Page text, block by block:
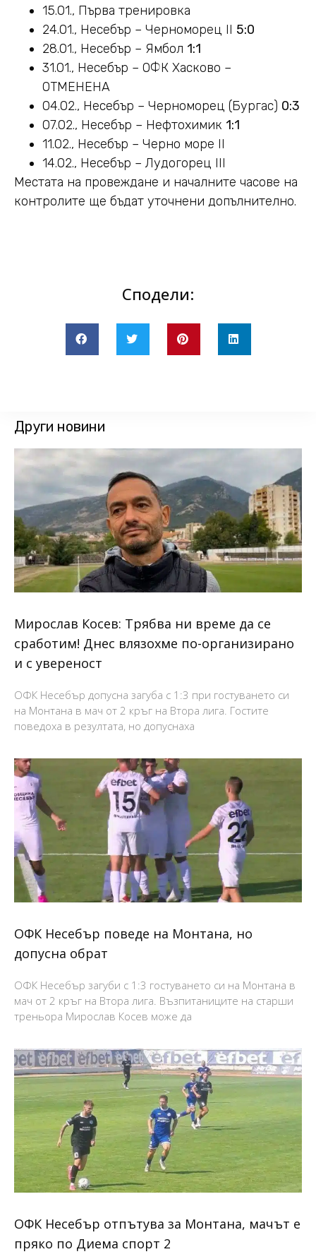
15.01., Първа тренировка
24.01., Несебър – Черноморец II 5:0
28.01., Несебър – Ямбол 1:1
31.01., Несебър – ОФК Хасково –
ОТМЕНЕНА
04.02., Несебър – Черноморец (Бургас) 0:3
07.02., Несебър – Нефтохимик 1:1
11.02., Несебър – Черно море II
14.02., Несебър – Лудогорец III
Местата на провеждане и началните часове на
контролите ще бъдат уточнени допълнително.
Сподели:
Други новини
Мирослав Косев: Трябва ни време да се
сработим! Днес влязохме по-организирано
и с увереност
ОФК Несебър допусна загуба с 1:3 при гостуването си
на Монтана в мач от 2 кръг на Втора лига. Гостите
поведоха в резултата, но допуснаха
ОФК Несебър поведе на Монтана, но
допусна обрат
ОФК Несебър загуби с 1:3 гостуването си на Монтана в
мач от 2 кръг на Втора лига. Възпитаниците на старши
треньора Мирослав Косев може да
ОФК Несебър отпътува за Монтана, мачът е
пряко по Диема спорт 2